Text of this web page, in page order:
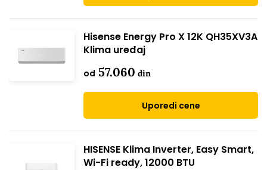
Hisense Energy Pro X 12K QH35XV3A
Klima uređaj
od 57.060 din
Uporedi cene
HISENSE Klima Inverter, Easy Smart,
Wi-Fi ready, 12000 BTU